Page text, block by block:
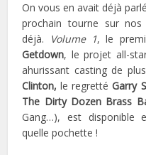
On vous en avait déjà
prochain tourne sur nos
déjà.
Volume 1, le
Getdown, le projet all-
ahurissant casting de
Clinton,le regrettéGarry
The Dirty Dozen Brass
Gang…), est disponible
quelle pochette !